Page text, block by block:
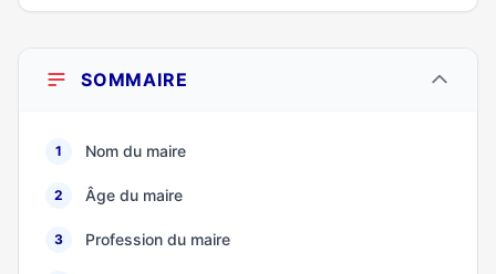
SOMMAIRE
1 Nom du maire
2 Âge du maire
3 Profession du maire